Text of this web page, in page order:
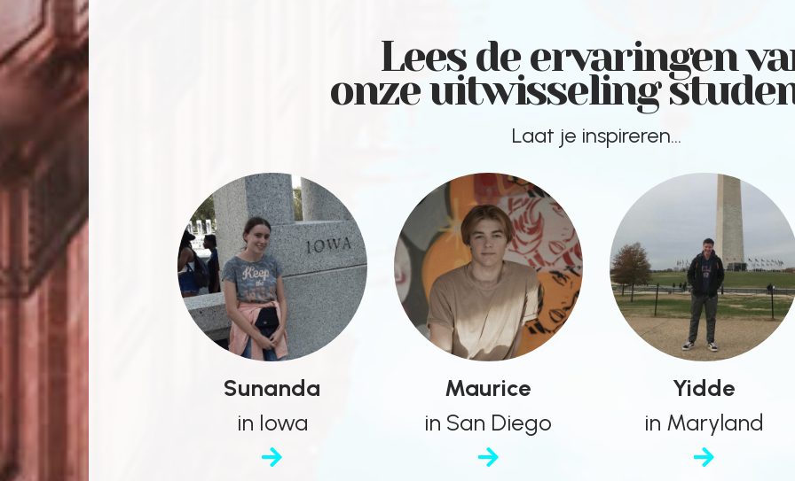
Lees de ervaringen
onze uitwisseling
Laat je inspireren...
Sunanda
in Iowa
Maurice
in San Diego
Yidde
in Maryland